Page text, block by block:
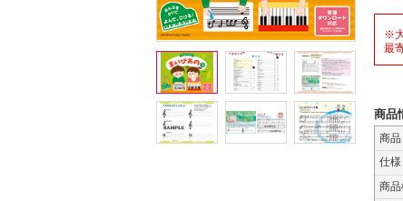
※
最
商品
商品
仕様
商